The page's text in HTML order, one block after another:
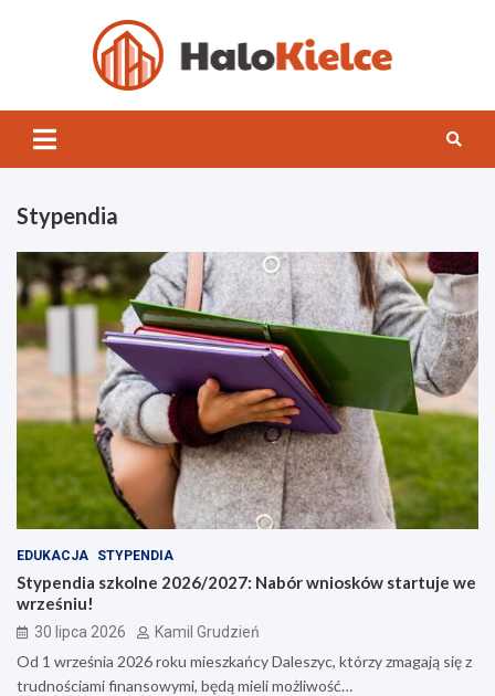
Kielce
Stypendia
EDUKACJA STYPENDIA
Stypendia szkolne 2026/2027: Nabór wniosków startuje we
wrześniu!
30 lipca 2026 Kamil Grudzień
Od 1 września 2026 roku mieszkańcy Daleszyc, którzy zmagają się z
trudnościami finansowymi, będą mieli możliwość…